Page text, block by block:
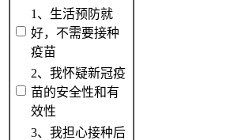
1、生活预防就
好，不需要接种
疫苗
2、我怀疑新冠疫
苗的安全性和有
效性
3、我担心接种后